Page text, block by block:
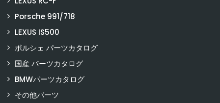
Porsche 991/718
LEXUS IS500
ポルシェ パーツカタログ
国産 パーツカタログ
BMWパーツカタログ
その他パーツ